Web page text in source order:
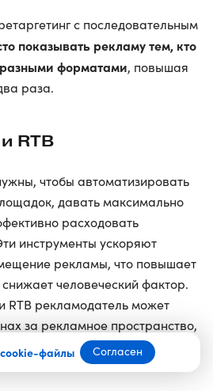
cookie-файлы Согласен
с последовательным
показывать рекламу тем, кто
форматами, повышая
раза.
RTB
чтобы автоматизировать
давать максимально
расходовать
инструменты ускоряют
рекламы, что повышает
человеческий фактор.
RTB рекламодатель может
за рекламное пространство,
цену и качество показов.